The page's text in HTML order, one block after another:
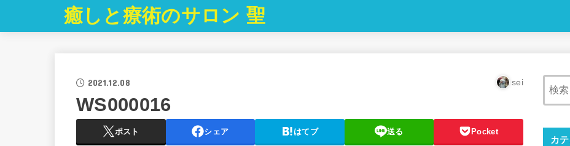
癒しと療術のサロン 聖
2021.12.08 sei
WS000016
ポスト シェア はてブ 送る Pocket
カ